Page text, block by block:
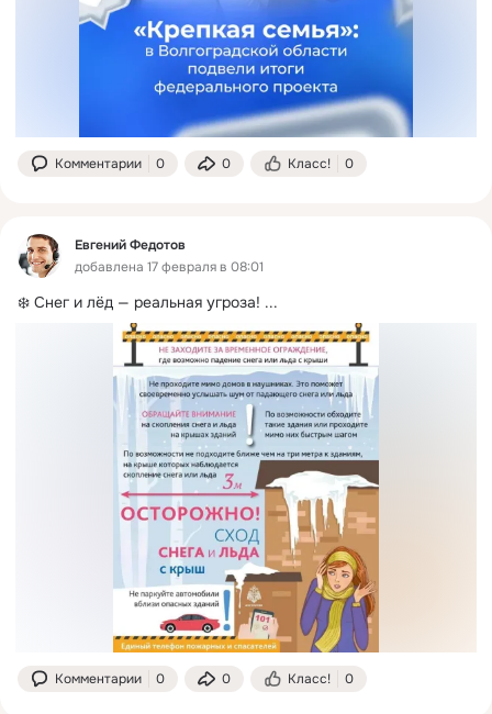
Комментарии 0 0 Класс! 0
Евгений Федотов
добавлена 17 февраля в 08:01
❄️ Снег и лёд — реальная угроза! ...
Комментарии 0 0 Класс! 0